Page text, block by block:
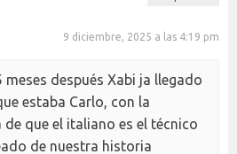
9 diciembre, 2025 a las 4:19 pm
meses después Xabi ja llegado
estaba Carlo, con la
de que el italiano es el técnico
de nuestra historia